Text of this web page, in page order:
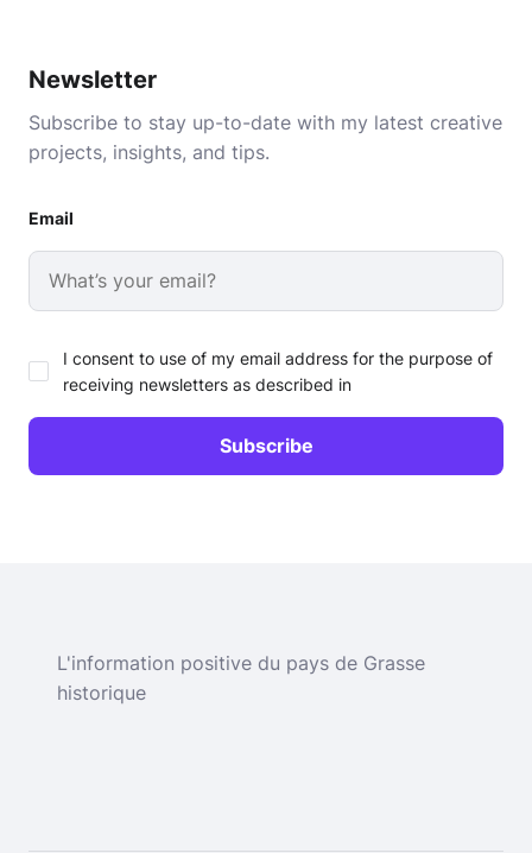
Newsletter
Subscribe to stay up-to-date with my latest creative
projects, insights, and tips.
Email
I consent to use of my email address for the purpose of
receiving newsletters as described in
L'information positive du pays de Grasse
historique